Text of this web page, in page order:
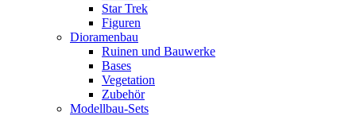
Star Trek
Figuren
Dioramenbau
Ruinen und Bauwerke
Bases
Vegetation
Zubehör
Modellbau-Sets